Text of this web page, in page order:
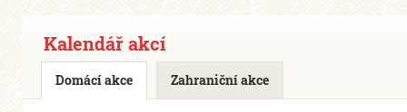
Kalendář akcí
Domácí akce Zahraniční akce